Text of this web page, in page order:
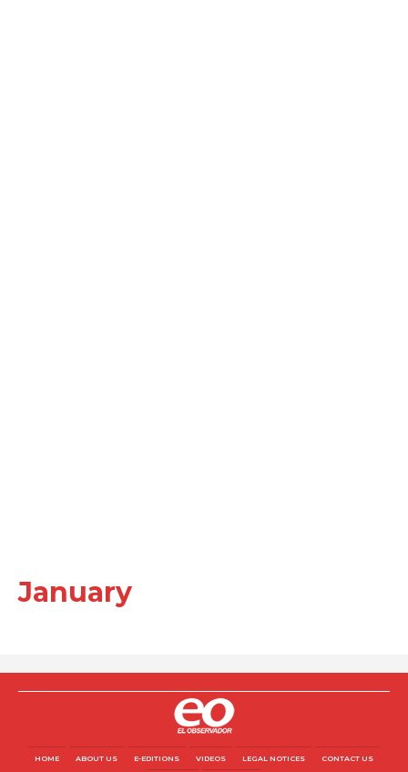
January
HOME ABOUT US E-EDITIONS VIDEOS LEGAL NOTICES CONTACT US